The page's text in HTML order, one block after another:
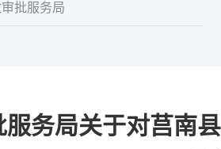
县情
经济发展 图说莒
批服务局
务局关于对莒南